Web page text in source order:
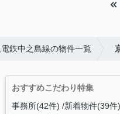
鉄中之島線の物件一覧
おすすめこだわり特集
事務所(42件) 新着物件(39件)